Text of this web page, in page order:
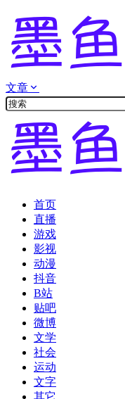
文章
首页
直播
游戏
影视
动漫
抖音
B站
贴吧
微博
文学
社会
运动
文字
其它